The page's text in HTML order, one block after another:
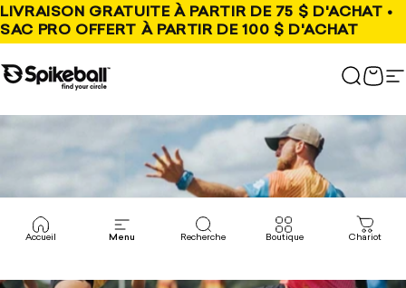
Passer au contenu
LIVRAISON GRATUITE À PARTIR DE 75 $ D'ACHAT •
SAC PRO OFFERT À PARTIR DE 100 $ D'ACHAT
Magasin Spikeball
Accueil Menu Recherche Boutique Chariot